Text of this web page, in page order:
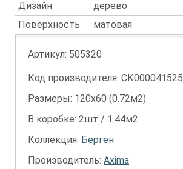
Дизайн
дерево
Поверхность
матовая
Артикул: 505320
Код производителя: СК000041525
Размеры: 120х60 (0.72м2)
В коробке: 2шт / 1.44м2
Коллекция: Берген
Производитель: Axima